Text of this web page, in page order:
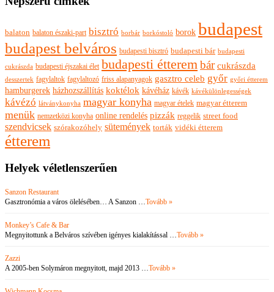
balaton balaton északi-part bisztró borbár borkóstoló borok budapest
budapest belváros budapesti bisztró budapesti bár budapesti
cukrászda budapesti éjszakai élet budapesti étterembár cukrászda
desszertek fagylaltok fagylaltozó friss alapanyagok gasztro celeb győr győri étterem
hamburgerek házhozszállítás koktélok kávéház kávék kávékülönlegességek
kávézó látványkonyha magyar konyha magyar ételek magyar étterem
menük nemzetközi konyha online rendelés pizzák reggelik street food
szendvicsek szórakozóhely sütemények torták vidéki étterem
étterem
Helyek véletlenszerűen
Sanzon Restaurant
Gasztronómia a város ölelésében… A Sanzon …Tovább »
Monkey’s Cafe & Bar
Megnyitottunk a Belváros szívében igényes kialakítással …Tovább »
Zazzi
A 2005-ben Solymáron megnyitott, majd 2013 …Tovább »